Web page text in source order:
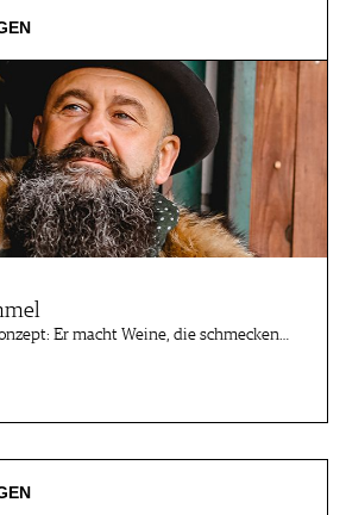
Er macht Weine, die schmecken…